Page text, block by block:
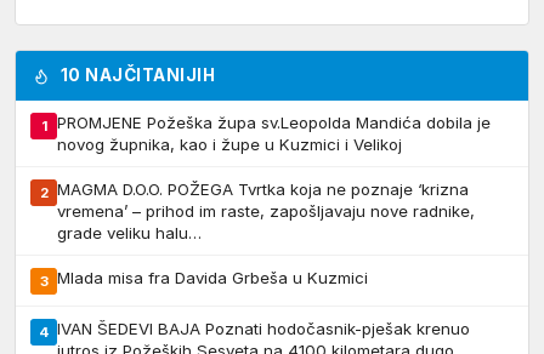
10 NAJČITANIJIH
1
PROMJENE Požeška župa sv.Leopolda Mandića dobila je
novog župnika, kao i župe u Kuzmici i Velikoj
2 MAGMA D.O.O. POŽEGA Tvrtka koja ne poznaje ‘krizna
vremena’ – prihod im raste, zapošljavaju nove radnike,
grade veliku halu…
3 Mlada misa fra Davida Grbeša u Kuzmici
4 IVAN ŠEDEVI BAJA Poznati hodočasnik-pješak krenuo